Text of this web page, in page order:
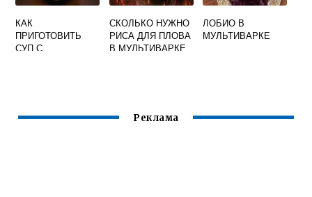
КАК
ПРИГОТОВИТЬ
СУП С
СКОЛЬКО НУЖНО
РИСА ДЛЯ ПЛОВА
В МУЛЬТИВАРКЕ
ЛОБИО В
МУЛЬТИВАРКЕ
Реклама